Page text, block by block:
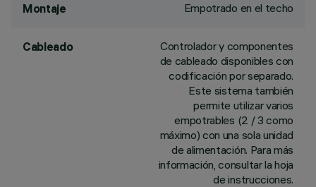
Montaje Empotrado en el techo
Cableado
Controlador y componentes
de cableado disponibles con
codificación por separado.
Este sistema también
permite utilizar varios
empotrables (2 / 3 como
máximo) con una sola unidad
de alimentación. Para más
información, consultar la hoja
de instrucciones.